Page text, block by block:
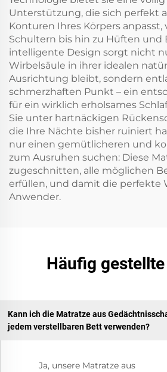
Unterstützung, die sich perfekt
Konturen Ihres Körpers
Schultern bis hin zu Hüften und
intelligente Design sorgt nicht
Wirbelsäule in ihrer idealen
Ausrichtung bleibt, sondern
schmerzhaften Punkt – ein
für ein wirklich erholsames
Sie unter hartnäckigen
die Ihre Nächte bisher ruiniert
nur einen gemütlicheren und
zum Ausruhen suchen: Diese
zugeschnitten, alle möglichen
erfüllen, und damit die perfekte
Anwender.
Häufig
Kann ich die Matratze aus
jedem verstellbaren Bett verwenden?
Ja, unsere Matratze aus